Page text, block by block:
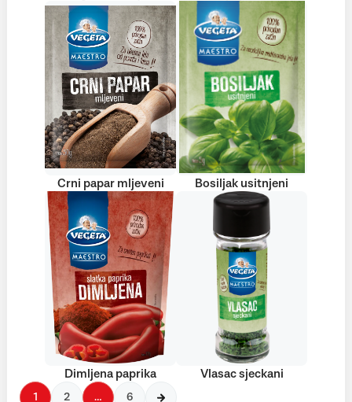
Crni papar mljeveni Bosiljak usitnjeni
Dimljena paprika Vlasac sjeckani
1 2 … 6